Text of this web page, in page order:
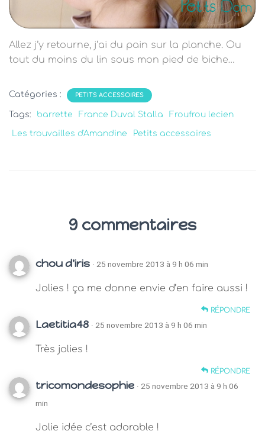
Allez j’y retourne, j’ai du pain sur la planche. Ou
tout du moins du lin sous mon pied de biche…
Catégories : PETITS ACCESSOIRES
Tags: barrette France Duval Stalla Froufrou lecien
Les trouvailles d'Amandine Petits accessoires
9 commentaires
chou d'iris · 25 novembre 2013 à 9 h 06 min
Jolies ! ça me donne envie d’en faire aussi !
RÉPONDRE
Laetitia48 · 25 novembre 2013 à 9 h 06 min
Très jolies !
RÉPONDRE
tricomondesophie · 25 novembre 2013 à 9 h 06
min
Jolie idée c’est adorable !